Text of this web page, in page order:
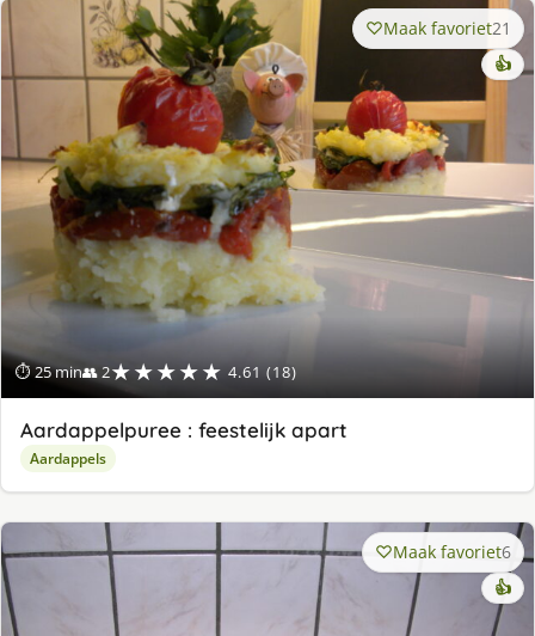
⏱ 25 min👥 2★★★★★ 4.61 (18)
Maak favoriet21
👍
Aardappelpuree : feestelijk apart
Aardappels
Maak favoriet6
👍